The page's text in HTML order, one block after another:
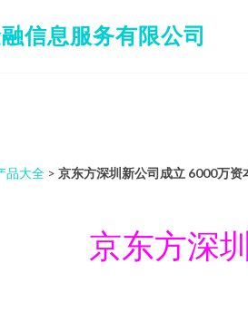
信息服务有限公司
品大全 > 京东方深圳新公司成立 6000万资
京东方深